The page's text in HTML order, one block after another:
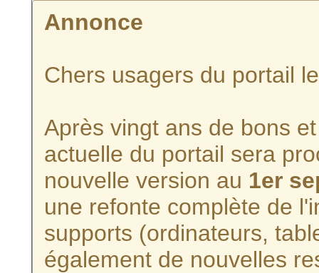
Annonce
Chers usagers du portail
Après vingt ans de bons
actuelle du portail sera
nouvelle version au 1er
une refonte complète de
supports (ordinateurs,
également de nouvelles